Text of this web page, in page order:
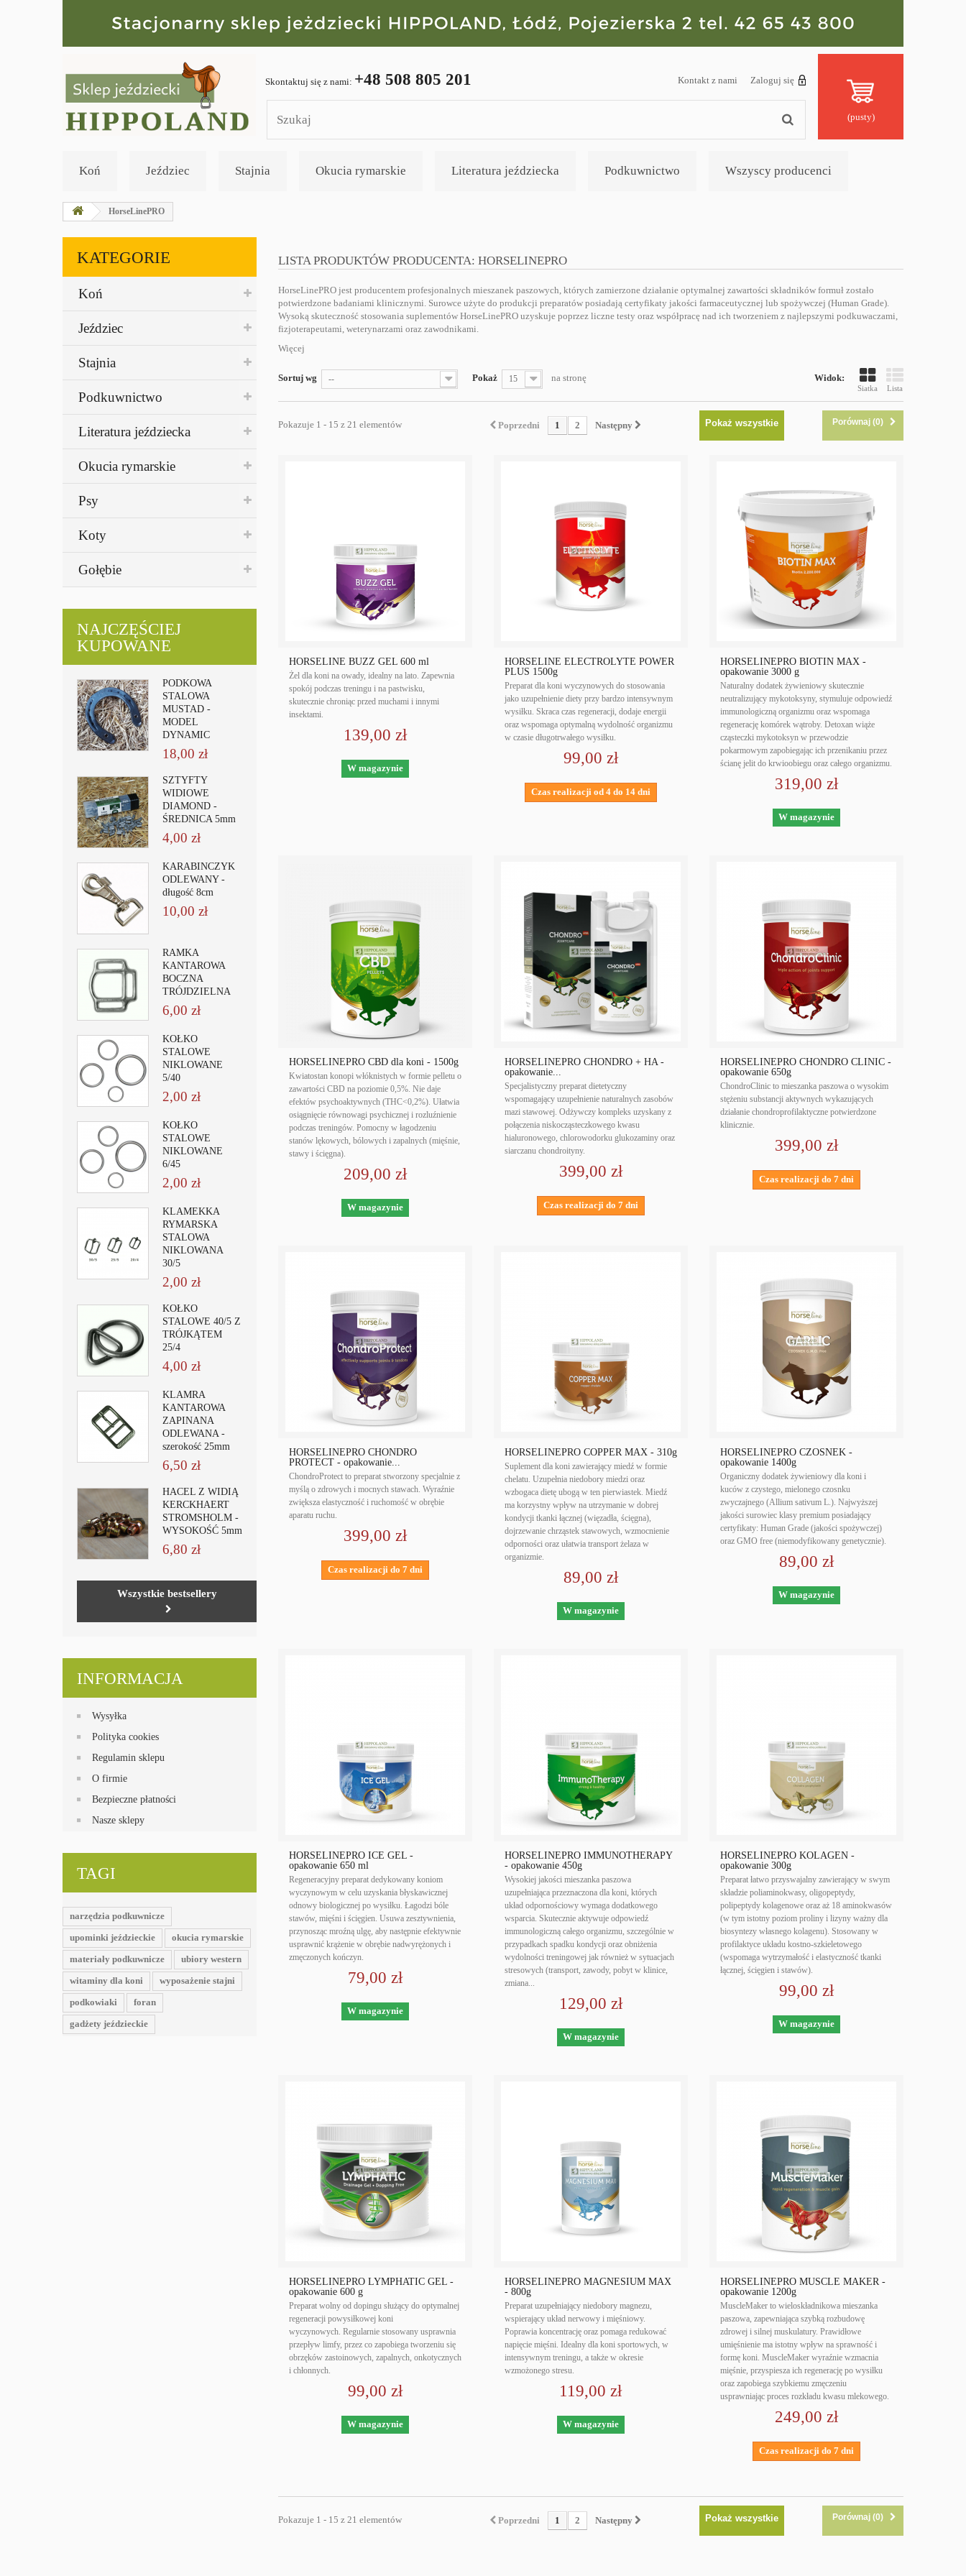
Zaloguj się
Kontakt z nami
Skontaktuj się z nami: +48 508 805 201
(pusty)
Koń Jeździec Stajnia Okucia rymarskie Literatura jeździecka Podkuwnictwo Wszyscy producenci
HorseLinePRO
KATEGORIE
Koń
Jeździec
Stajnia
Podkuwnictwo
Literatura jeździecka
Okucia rymarskie
Psy
Koty
Gołębie
NAJCZĘŚCIEJ
KUPOWANE
PODKOWA
STALOWA
MUSTAD -
MODEL
DYNAMIC
18,00 zł
SZTYFTY
WIDIOWE
DIAMOND -
ŚREDNICA 5mm
4,00 zł
KARABIŃCZYK
ODLEWANY -
długość 8cm
10,00 zł
RAMKA
KANTAROWA
BOCZNA
TRÓJDZIELNA
6,00 zł
KÓŁKO
STALOWE
NIKLOWANE
5/40
2,00 zł
KÓŁKO
STALOWE
NIKLOWANE
6/45
2,00 zł
KLAMEKKA
RYMARSKA
STALOWA
NIKLOWANA
30/5
2,00 zł
KÓŁKO
STALOWE 40/5 Z
TRÓJKĄTEM
25/4
4,00 zł
KLAMRA
KANTAROWA
ZAPINANA
ODLEWANA -
szerokość 25mm
6,50 zł
HACEL Z WIDIĄ
KERCKHAERT
STROMSHOLM -
WYSOKOŚĆ 5mm
6,80 zł
Wszystkie bestsellery
INFORMACJA
Wysyłka
Polityka cookies
Regulamin sklepu
O firmie
Bezpieczne płatności
Nasze sklepy
TAGI
narzędzia podkuwnicze
upominki jeździeckie
okucia rymarskie
materiały podkuwnicze
ubiory western
witaminy dla koni
wyposażenie stajni
podkowiaki
foran
gadżety jeździeckie
LISTA PRODUKTÓW PRODUCENTA: HORSELINEPRO
HorseLinePRO jest producentem profesjonalnych mieszanek paszowych, których zamierzone działanie optymalnej zawartości składników formuł zostało
potwierdzone badaniami klinicznymi. Surowce użyte do produkcji preparatów posiadają certyfikaty jakości farmaceutycznej lub spożywczej (Human Grade).
Wysoką skuteczność stosowania suplementów HorseLinePRO uzyskuje poprzez liczne testy oraz współpracę nad ich tworzeniem z najlepszymi podkuwaczami,
fizjoterapeutami, weterynarzami oraz zawodnikami.
Więcej
Widok:
Siatka Lista
Sortuj wg -- Pokaż 15 na stronę
Porównaj (0)
Pokaż wszystkie
Poprzedni 1 2 Następny
Pokazuje 1 - 15 z 21 elementów
HORSELINE BUZZ GEL 600 ml
Żel dla koni na owady, idealny na lato. Zapewnia
spokój podczas treningu i na pastwisku,
skutecznie chroniąc przed muchami i innymi
insektami.
139,00 zł
W magazynie
HORSELINE ELECTROLYTE POWER
PLUS 1500g
Preparat dla koni wyczynowych do stosowania
jako uzupełnienie diety przy bardzo intensywnym
wysiłku. Skraca czas regeneracji, dodaje energii
oraz wspomaga optymalną wydolność organizmu
w czasie długotrwałego wysiłku.
99,00 zł
Czas realizacji od 4 do 14 dni
HORSELINEPRO BIOTIN MAX -
opakowanie 3000 g
Naturalny dodatek żywieniowy skutecznie
neutralizujący mykotoksyny, stymuluje odpowiedź
immunologiczną organizmu oraz wspomaga
regenerację komórek wątroby. Detoxan wiąże
cząsteczki mykotoksyn w przewodzie
pokarmowym zapobiegając ich przenikaniu przez
ścianę jelit do krwioobiegu oraz całego organizmu.
319,00 zł
W magazynie
HORSELINEPRO CBD dla koni - 1500g
Kwiatostan konopi włóknistych w formie pelletu o
zawartości CBD na poziomie 0,5%. Nie daje
efektów psychoaktywnych (THC<0,2%). Ułatwia
osiągnięcie równowagi psychicznej i rozluźnienie
podczas treningów. Pomocny w łagodzeniu
stanów lękowych, bólowych i zapalnych (mięśnie,
stawy i ścięgna).
209,00 zł
W magazynie
HORSELINEPRO CHONDRO + HA -
opakowanie...
Specjalistyczny preparat dietetyczny
wspomagający uzupełnienie naturalnych zasobów
mazi stawowej. Odżywczy kompleks uzyskany z
połączenia niskocząsteczkowego kwasu
hialuronowego, chlorowodorku glukozaminy oraz
siarczanu chondroityny.
399,00 zł
Czas realizacji do 7 dni
HORSELINEPRO CHONDRO CLINIC -
opakowanie 650g
ChondroClinic to mieszanka paszowa o wysokim
stężeniu substancji aktywnych wykazujących
działanie chondroprofilaktyczne potwierdzone
klinicznie.
399,00 zł
Czas realizacji do 7 dni
HORSELINEPRO CHONDRO
PROTECT - opakowanie...
ChondroProtect to preparat stworzony specjalnie z
myślą o zdrowych i mocnych stawach. Wyraźnie
zwiększa elastyczność i ruchomość w obrębie
aparatu ruchu.
399,00 zł
Czas realizacji do 7 dni
HORSELINEPRO COPPER MAX - 310g
Suplement dla koni zawierający miedź w formie
chelatu. Uzupełnia niedobory miedzi oraz
wzbogaca dietę ubogą w ten pierwiastek. Miedź
ma korzystny wpływ na utrzymanie w dobrej
kondycji tkanki łącznej (więzadła, ścięgna),
dojrzewanie chrząstek stawowych, wzmocnienie
odporności oraz ułatwia transport żelaza w
organizmie.
89,00 zł
W magazynie
HORSELINEPRO CZOSNEK -
opakowanie 1400g
Organiczny dodatek żywieniowy dla koni i
kuców z czystego, mielonego czosnku
zwyczajnego (Allium sativum L.). Najwyższej
jakości surowiec klasy premium posiadający
certyfikaty: Human Grade (jakości spożywczej)
oraz GMO free (niemodyfikowany genetycznie).
89,00 zł
W magazynie
HORSELINEPRO ICE GEL -
opakowanie 650 ml
Regeneracyjny preparat dedykowany koniom
wyczynowym w celu uzyskania błyskawicznej
odnowy biologicznej po wysiłku. Łagodzi bóle
stawów, mięśni i ścięgien. Usuwa zesztywnienia,
przynosząc mroźną ulgę, aby następnie efektywnie
usprawnić krążenie w obrębie nadwyrężonych i
zmęczonych kończyn.
79,00 zł
W magazynie
HORSELINEPRO IMMUNOTHERAPY
- opakowanie 450g
Wysokiej jakości mieszanka paszowa
uzupełniająca przeznaczona dla koni, których
układ odpornościowy wymaga dodatkowego
wsparcia. Skutecznie aktywuje odpowiedź
immunologiczną całego organizmu, szczególnie w
przypadkach spadku kondycji oraz obniżenia
wydolności treningowej jak również w sytuacjach
stresowych (transport, zawody, pobyt w klinice,
zmiana...
129,00 zł
W magazynie
HORSELINEPRO KOLAGEN -
opakowanie 300g
Preparat łatwo przyswajalny zawierający w swym
składzie poliaminokwasy, oligopeptydy,
polipeptydy kolagenowe oraz aż 18 aminokwasów
(w tym istotny poziom proliny i lizyny ważny dla
biosyntezy własnego kolagenu). Stosowany w
profilaktyce układu kostno-szkieletowego
(wspomaga wytrzymałość i elastyczność tkanki
łącznej, ścięgien i stawów).
99,00 zł
W magazynie
HORSELINEPRO LYMPHATIC GEL -
opakowanie 600 g
Preparat wolny od dopingu służący do optymalnej
regeneracji powysiłkowej koni
wyczynowych. Regularnie stosowany usprawnia
przepływ limfy, przez co zapobiega tworzeniu się
obrzęków zastoinowych, zapalnych, onkotycznych
i chłonnych.
99,00 zł
W magazynie
HORSELINEPRO MAGNESIUM MAX
- 800g
Preparat uzupełniający niedobory magnezu,
wspierający układ nerwowy i mięśniowy.
Poprawia koncentrację oraz pomaga redukować
napięcie mięśni. Idealny dla koni sportowych, w
intensywnym treningu, a także w okresie
wzmożonego stresu.
119,00 zł
W magazynie
HORSELINEPRO MUSCLE MAKER -
opakowanie 1200g
MuscleMaker to wieloskładnikowa mieszanka
paszowa, zapewniająca szybką rozbudowę
zdrowej i silnej muskulatury. Prawidłowe
umięśnienie ma istotny wpływ na sprawność i
formę koni. MuscleMaker wyraźnie wzmacnia
mięśnie, przyspiesza ich regenerację po wysiłku
oraz zapobiega szybkiemu zmęczeniu
usprawniając proces rozkładu kwasu mlekowego.
249,00 zł
Czas realizacji do 7 dni
Porównaj (0)
Pokaż wszystkie
Poprzedni 1 2 Następny
Pokazuje 1 - 15 z 21 elementów